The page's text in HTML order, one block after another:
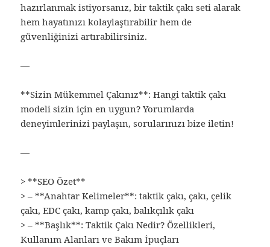
hazırlanmak istiyorsanız, bir taktik çakı seti alarak
hem hayatınızı kolaylaştırabilir hem de
güvenliğinizi artırabilirsiniz.
—
**Sizin Mükemmel Çakınız**: Hangi taktik çakı
modeli sizin için en uygun? Yorumlarda
deneyimlerinizi paylaşın, sorularınızı bize iletin!
—
> **SEO Özet**
> – **Anahtar Kelimeler**: taktik çakı, çakı, çelik
çakı, EDC çakı, kamp çakı, balıkçılık çakı
> – **Başlık**: Taktik Çakı Nedir? Özellikleri,
Kullanım Alanları ve Bakım İpuçları